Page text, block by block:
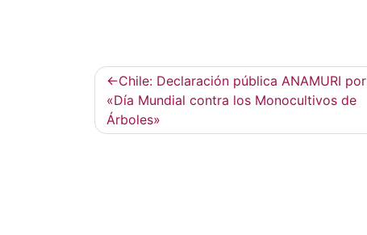
Navegación
de
entradas
Chile: Declaración pública ANAMURI por
«Día Mundial contra los Monocultivos de
Árboles»